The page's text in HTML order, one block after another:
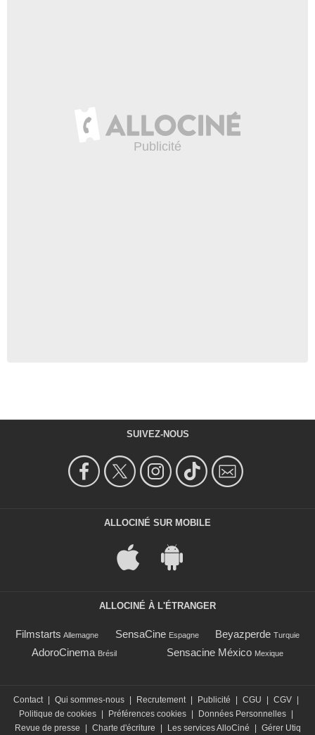
SUIVEZ-NOUS
ALLOCINÉ SUR MOBILE
ALLOCINÉ À L'ÉTRANGER
Filmstarts Allemagne SensaCine Espagne Beyazperde Turquie
AdoroCinema Brésil Sensacine México Mexique
Contact Qui sommes-nous Recrutement Publicité CGU CGV
Politique de cookies
Préférences cookies Données Personnelles
Revue de presse
Charte d'écriture Les services AlloCiné Gérer Utiq